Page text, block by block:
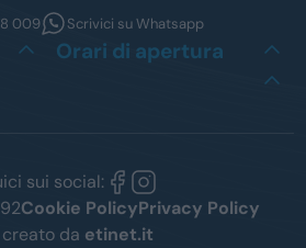
009 Scrivici su Whatsapp
Orari di apertura
sui social:
Cookie PolicyPrivacy Policy
da etinet.it